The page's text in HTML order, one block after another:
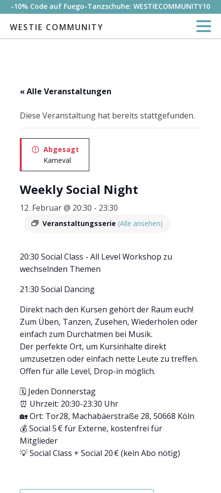
-10% Code auf Fuego-Tanzschuhe: WESTIECOMMUNITY10
WESTIE COMMUNITY
« Alle Veranstaltungen
Diese Veranstaltung hat bereits stattgefunden.
Abgesagt
Karneval
Weekly Social Night
12. Februar @ 20:30 - 23:30
Veranstaltungsserie (Alle ansehen)
20:30 Social Class - All Level Workshop zu
wechselnden Themen
21:30 Social Dancing
Direkt nach den Kursen gehört der Raum euch!
Zum Üben, Tanzen, Zusehen, Wiederholen oder
einfach zum Durchatmen bei Musik.
Der perfekte Ort, um Kursinhalte direkt
umzusetzen oder einfach nette Leute zu treffen.
Offen für alle Level, Drop-in möglich.
🗓 Jeden Donnerstag
⏰ Uhrzeit: 20:30-23:30 Uhr
🏡 Ort: Tor28, Machabäerstraße 28, 50668 Köln
💰 Social 5 € für Externe, kostenfrei für
Mitglieder
💡 Social Class + Social 20 € (kein Abo nötig)